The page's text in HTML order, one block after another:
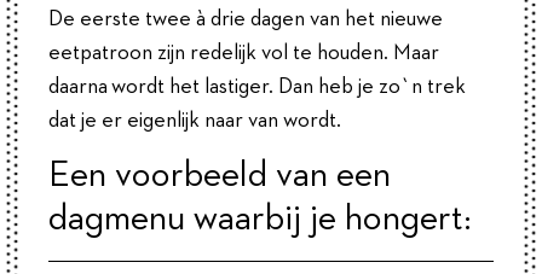
De eerste twee à drie dagen van het nieuwe
eetpatroon zijn redelijk vol te houden. Maar
daarna wordt het lastiger. Dan heb je zo`n trek
dat je er eigenlijk naar van wordt.
Een voorbeeld van een
dagmenu waarbij je hongert: